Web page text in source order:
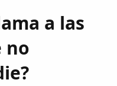
a las
no